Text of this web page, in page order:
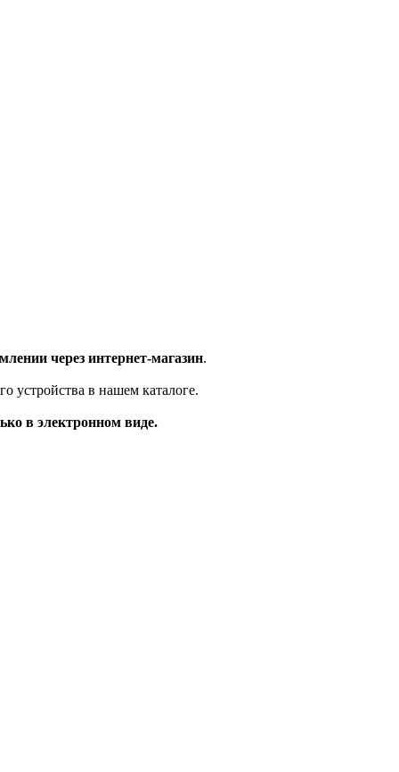
через интернет-магазин.
устройства в нашем каталоге.
в электронном виде.